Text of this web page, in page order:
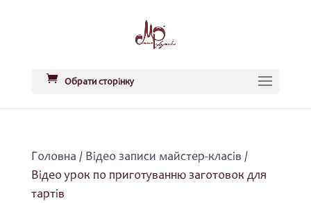
Обрати сторінку
Головна / Відео записи майстер-класів /
Відео урок по приготуванню заготовок для
тартів